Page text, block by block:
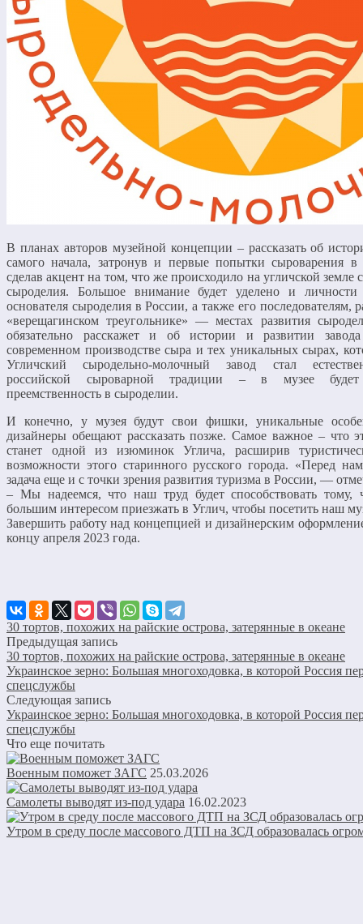
В планах авторов музейной концепции – рассказать об
самого начала, затронув и первые попытки сыроварения
сделав акцент на том, что же происходило на угличской земле
сыроделия. Большое внимание будет уделено и
основателя сыроделия в России, а также его последователям,
«верещагинском треугольнике» — местах развития
обязательно расскажет и об истории и развитии
современном производстве сыра и тех уникальных сырах,
Угличский сыродельно-молочный завод стал
российской сыроварной традиции – в музее будет
преемственность в сыроделии.
И конечно, у музея будут свои фишки, уникальные
дизайнеры обещают рассказать позже. Самое важное – что
станет одной из изюминок Углича, расширив
возможности этого старинного русского города. «Перед
задача еще и с точки зрения развития туризма в России, —
– Мы надеемся, что наш труд будет способствовать
большим интересом приезжать в Углич, чтобы посетить наш
Завершить работу над концепцией и дизайнерским
концу апреля 2023 года.
30 тортов, похожих на райские острова, затерянные в океане
Предыдущая запись
30 тортов, похожих на райские острова, затерянные в океане
Украинское зерно: Большая многоходовка, в которой Россия
спецслужбы
Следующая запись
Украинское зерно: Большая многоходовка, в которой Россия
спецслужбы
Что еще почитать
Военным поможет ЗАГС 25.03.2026
Самолеты выводят из-под удара 16.02.2023
Утром в среду после массового ДТП на ЗСД образовалась